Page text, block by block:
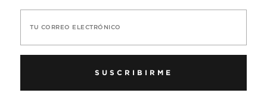
TU CORREO ELECTRÓNICO
SUSCRIBIRME